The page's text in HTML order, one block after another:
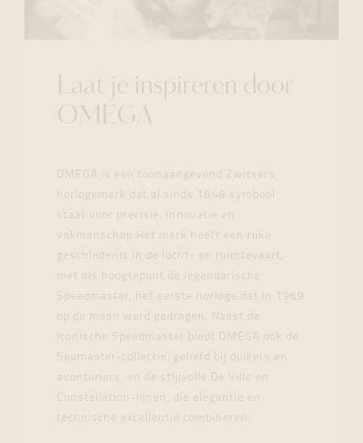
Laat je inspireren door
OMEGA
OMEGA is een toonaangevend Zwitsers
horlogemerk dat al sinds 1848 symbool
staat voor precisie, innovatie en
vakmanschap.Het merk heeft een rijke
geschiedenis in de lucht- en ruimtevaart,
met als hoogtepunt de legendarische
Speedmaster, het eerste horloge dat in 1969
op de maan werd gedragen. Naast de
iconische Speedmaster biedt OMEGA ook de
Seamaster-collectie, geliefd bij duikers en
avonturiers, en de stijlvolle De Ville en
Constellation-lijnen, die elegantie en
technische excellentie combineren.